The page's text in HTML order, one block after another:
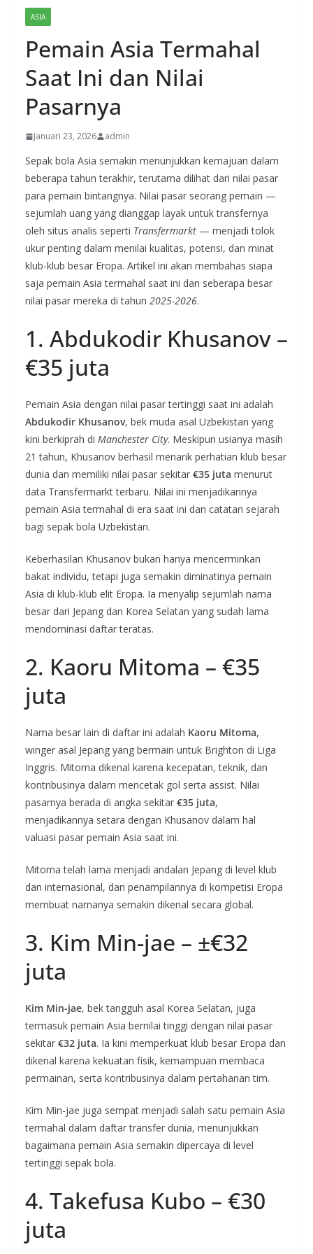
ASIA
Pemain Asia Termahal
Saat Ini dan Nilai
Pasarnya
Januari 23, 2026 admin
Sepak bola Asia semakin menunjukkan kemajuan dalam
beberapa tahun terakhir, terutama dilihat dari nilai pasar
para pemain bintangnya. Nilai pasar seorang pemain —
sejumlah uang yang dianggap layak untuk transfernya
oleh situs analis seperti Transfermarkt — menjadi tolok
ukur penting dalam menilai kualitas, potensi, dan minat
klub-klub besar Eropa. Artikel ini akan membahas siapa
saja pemain Asia termahal saat ini dan seberapa besar
nilai pasar mereka di tahun 2025-2026.
1. Abdukodir Khusanov –
€35 juta
Pemain Asia dengan nilai pasar tertinggi saat ini adalah
Abdukodir Khusanov, bek muda asal Uzbekistan yang
kini berkiprah di Manchester City. Meskipun usianya masih
21 tahun, Khusanov berhasil menarik perhatian klub besar
dunia dan memiliki nilai pasar sekitar €35 juta menurut
data Transfermarkt terbaru. Nilai ini menjadikannya
pemain Asia termahal di era saat ini dan catatan sejarah
bagi sepak bola Uzbekistan.
Keberhasilan Khusanov bukan hanya mencerminkan
bakat individu, tetapi juga semakin diminatinya pemain
Asia di klub-klub elit Eropa. Ia menyalip sejumlah nama
besar dari Jepang dan Korea Selatan yang sudah lama
mendominasi daftar teratas.
2. Kaoru Mitoma – €35
juta
Nama besar lain di daftar ini adalah Kaoru Mitoma,
winger asal Jepang yang bermain untuk Brighton di Liga
Inggris. Mitoma dikenal karena kecepatan, teknik, dan
kontribusinya dalam mencetak gol serta assist. Nilai
pasarnya berada di angka sekitar €35 juta,
menjadikannya setara dengan Khusanov dalam hal
valuasi pasar pemain Asia saat ini.
Mitoma telah lama menjadi andalan Jepang di level klub
dan internasional, dan penampilannya di kompetisi Eropa
membuat namanya semakin dikenal secara global.
3. Kim Min-jae – ±€32
juta
Kim Min-jae, bek tangguh asal Korea Selatan, juga
termasuk pemain Asia bernilai tinggi dengan nilai pasar
sekitar €32 juta. Ia kini memperkuat klub besar Eropa dan
dikenal karena kekuatan fisik, kemampuan membaca
permainan, serta kontribusinya dalam pertahanan tim.
Kim Min-jae juga sempat menjadi salah satu pemain Asia
termahal dalam daftar transfer dunia, menunjukkan
bagaimana pemain Asia semakin dipercaya di level
tertinggi sepak bola.
4. Takefusa Kubo – €30
juta